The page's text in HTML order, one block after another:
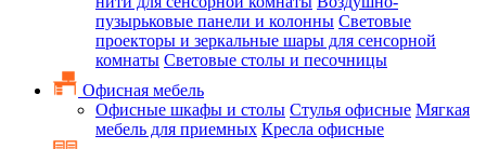
пузырьковые панели и колонны Световые
проекторы и зеркальные шары для сенсорной
комнаты Световые столы и песочницы
Офисная мебель
Офисные шкафы и столы Стулья офисные Мягкая
мебель для приемных Кресла офисные